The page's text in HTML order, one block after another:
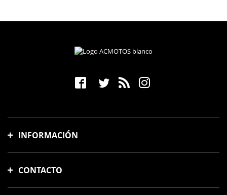
INFORMACIÓN
Formas de pago
CONTACTO